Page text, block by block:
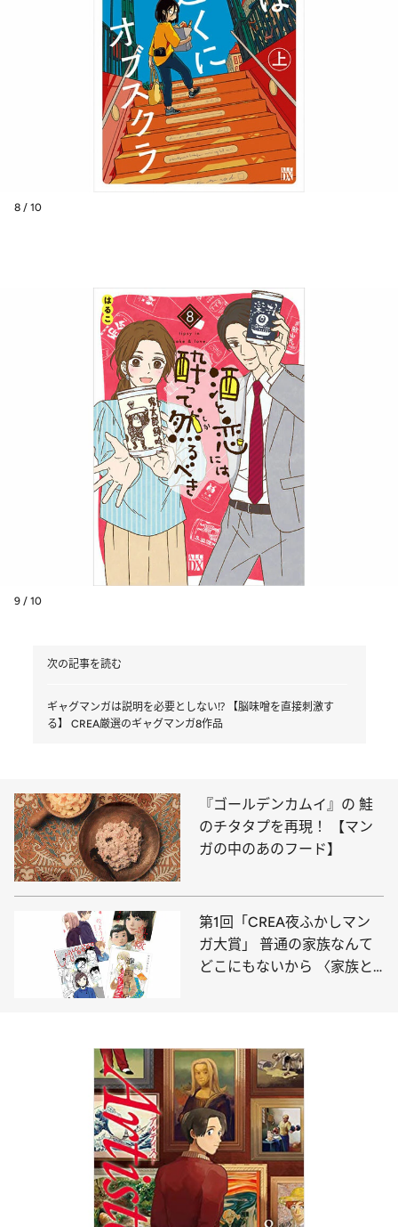
8 / 10
9 / 10
次の記事を読む
ギャグマンガは説明を必要としない⁉ 【脳味噌を直接刺激す
る】 CREA厳選のギャグマンガ8作品
『ゴールデンカムイ』の 鮭
のチタタプを再現！ 【マン
ガの中のあのフード】
第1回「CREA夜ふかしマン
ガ大賞」 普通の家族なんて
どこにもないから 〈家族と